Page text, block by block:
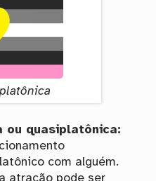
ou quasiplatônica:
com alguém.
atração pode ser